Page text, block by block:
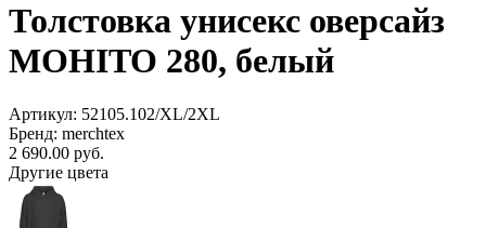
Толстовка унисекс оверсайз
MOHITO 280, белый
Артикул: 52105.102/XL/2XL
Бренд: merchtex
2 690.00 руб.
Другие цвета